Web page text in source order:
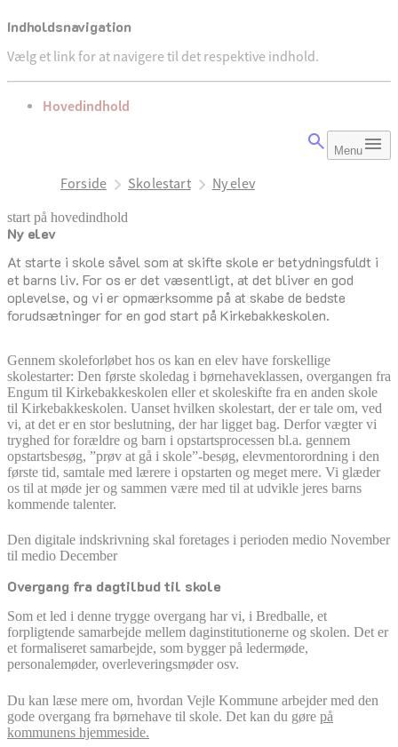
Indholdsnavigation
Vælg et link for at navigere til det respektive indhold.
gå til
Hovedindhold
Menu
Forside Skolestart Ny elev
start på hovedindhold
Ny elev
At starte i skole såvel som at skifte skole er betydningsfuldt i
et barns liv. For os er det væsentligt, at det bliver en god
oplevelse, og vi er opmærksomme på at skabe de bedste
forudsætninger for en god start på Kirkebakkeskolen.
senest opdateret 8. december 2025
Gennem skoleforløbet hos os kan en elev have forskellige
skolestarter: Den første skoledag i børnehaveklassen, overgangen fra
Engum til Kirkebakkeskolen eller et skoleskifte fra en anden skole
til Kirkebakkeskolen. Uanset hvilken skolestart, der er tale om, ved
vi, at det er en stor beslutning, der har ligget bag. Derfor vægter vi
tryghed for forældre og barn i opstartsprocessen bl.a. gennem
opstartsbesøg, ”prøv at gå i skole”-besøg, elevmentorordning i den
første tid, samtale med lærere i opstarten og meget mere. Vi glæder
os til at møde jer og sammen være med til at udvikle jeres barns
kommende talenter.
Den digitale indskrivning skal foretages i perioden medio November
til medio December
Overgang fra dagtilbud til skole
Som et led i denne trygge overgang har vi, i Bredballe, et
forpligtende samarbejde mellem daginstitutionerne og skolen. Det er
et formaliseret samarbejde, som bygger på ledermøde,
personalemøder, overleveringsmøder osv.
Du kan læse mere om, hvordan Vejle Kommune arbejder med den
gode overgang fra børnehave til skole. Det kan du gøre på
kommunens hjemmeside.